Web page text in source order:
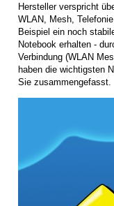
Hersteller verspricht
WLAN, Mesh,
Beispiel ein noch
Notebook erhalten -
Verbindung (WLAN
haben die wichtigsten
Sie zusammengefasst.